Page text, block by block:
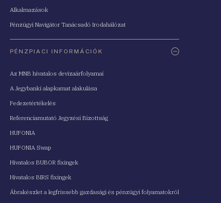
Alkalmazások
Pénzügyi Navigátor Tanácsadó Irodahálózat
PÉNZPIACI INFORMÁCIÓK
Az MNB hivatalos devizaárfolyamai
A Jegybanki alapkamat alakulása
Fedezetértékelés
Referenciamutató Jegyzési Bizottság
HUFONIA
HUFONIA Swap
Hivatalos BUBOR fixingek
Hivatalos BIRS fixingek
Ábrakészlet a legfrissebb gazdasági és pénzügyi folyamatokról